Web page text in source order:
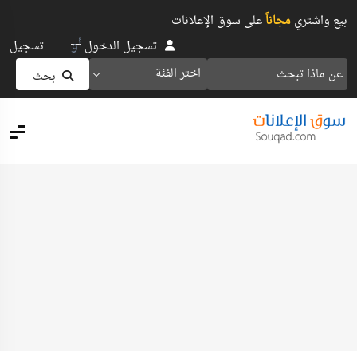
بيع واشتريمجاناًعلى سوق الإعلانات
اختر الفئة بحث
تسجيل الدخولأو تسجيل